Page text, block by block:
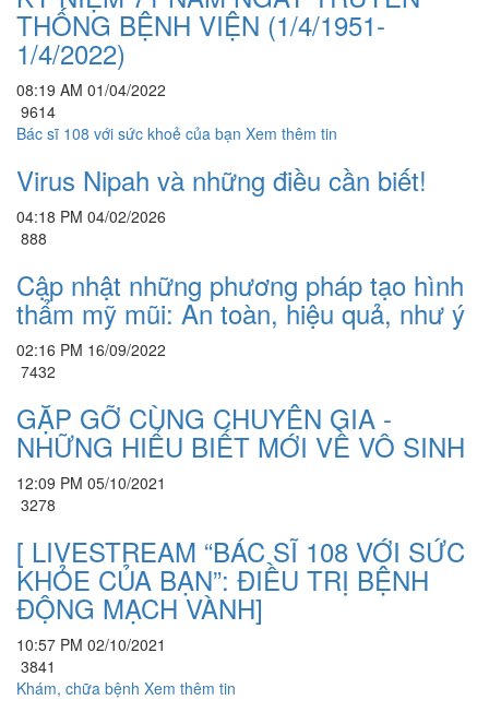
THỐNG BỆNH VIỆN (1/4/1951-
1/4/2022)
08:19 AM 01/04/2022
9614
Bác sĩ 108 với sức khoẻ của bạn Xem thêm tin
Virus Nipah và những điều cần biết!
04:18 PM 04/02/2026
888
Cập nhật những phương pháp tạo hình
thẩm mỹ mũi: An toàn, hiệu quả, như ý
02:16 PM 16/09/2022
7432
GẶP GỠ CÙNG CHUYÊN GIA -
NHỮNG HIỂU BIẾT MỚI VỀ VÔ SINH
12:09 PM 05/10/2021
3278
[ LIVESTREAM “BÁC SĨ 108 VỚI SỨC
KHỎE CỦA BẠN”: ĐIỀU TRỊ BỆNH
ĐỘNG MẠCH VÀNH]
10:57 PM 02/10/2021
3841
Khám, chữa bệnh Xem thêm tin